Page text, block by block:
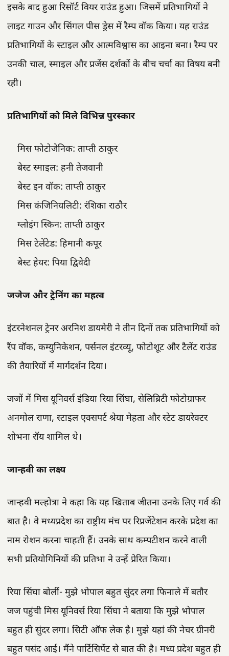
इसके बाद हुआ रिसॉर्ट वियर राउंड हुआ। जिसमें प्रतिभागियों ने
लाइट गाउन और सिंगल पीस ड्रेस में रैम्प वॉक किया। यह राउंड
प्रतिभागियों के स्टाइल और आत्मविश्वास का आइना बना। रैम्प पर
उनकी चाल, स्माइल और प्रजेंस दर्शकों के बीच चर्चा का विषय बनी
रही।
प्रतिभागियों को मिले विभिन्न पुरस्कार
मिस फोटोजेनिक: ताप्ती ठाकुर
बेस्ट स्माइल: हनी तेजवानी
बेस्ट इन वॉक: ताप्ती ठाकुर
मिस कंजिनियलिटी: रंशिका राठौर
ग्लोइंग स्किन: ताप्ती ठाकुर
मिस टेलेंटेड: हिमानी कपूर
बेस्ट हेयर: पिया द्विवेदी
जजेज और ट्रेनिंग का महत्व
इंटरनेशनल ट्रेनर अरनिश डायमेरी ने तीन दिनों तक प्रतिभागियों को
रैंप वॉक, कम्युनिकेशन, पर्सनल इंटरव्यू, फोटोशूट और टैलेंट राउंड
की तैयारियों में मार्गदर्शन दिया।
जजों में मिस यूनिवर्स इंडिया रिया सिंघा, सेलिब्रिटी फोटोग्राफर
अनमोल राणा, स्टाइल एक्सपर्ट श्रेया मेहता और स्टेट डायरेक्टर
शोभना रॉय शामिल थे।
जान्हवी का लक्ष्य
जान्हवी मल्होत्रा ने कहा कि यह खिताब जीतना उनके लिए गर्व की
बात है। वे मध्यप्रदेश का राष्ट्रीय मंच पर रिप्रजेंटेशन करके प्रदेश का
नाम रोशन करना चाहती हैं। उनके साथ कम्पटीशन करने वाली
सभी प्रतियोगिनियों की प्रतिभा ने उन्हें प्रेरित किया।
रिया सिंघा बोलीं- मुझे भोपाल बहुत सुंदर लगा फिनाले में बतौर
जज पहुंची मिस यूनिवर्स रिया सिंघा ने बताया कि मुझे भोपाल
बहुत ही सुंदर लगा। सिटी ऑफ लेक है। मुझे यहां की नेचर ग्रीनरी
बहुत पसंद आई। मैंने पार्टिसिपेंट से बात की है। मध्य प्रदेश बहुत ही